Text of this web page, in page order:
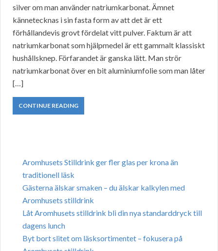
silver om man använder natriumkarbonat. Ämnet
kännetecknas i sin fasta form av att det är ett
förhållandevis grovt fördelat vitt pulver. Faktum är att
natriumkarbonat som hjälpmedel är ett gammalt klassiskt
hushållsknep. Förfarandet är ganska lätt. Man strör
natriumkarbonat över en bit aluminiumfolie som man låter
[…]
CONTINUE READING
Aromhusets Stilldrink ger fler glas per krona än
traditionell läsk
Gästerna älskar smaken – du älskar kalkylen med
Aromhusets stilldrink
Låt Aromhusets stilldrink bli din nya standarddryck till
dagens lunch
Byt bort slitet om läsksortimentet – fokusera på